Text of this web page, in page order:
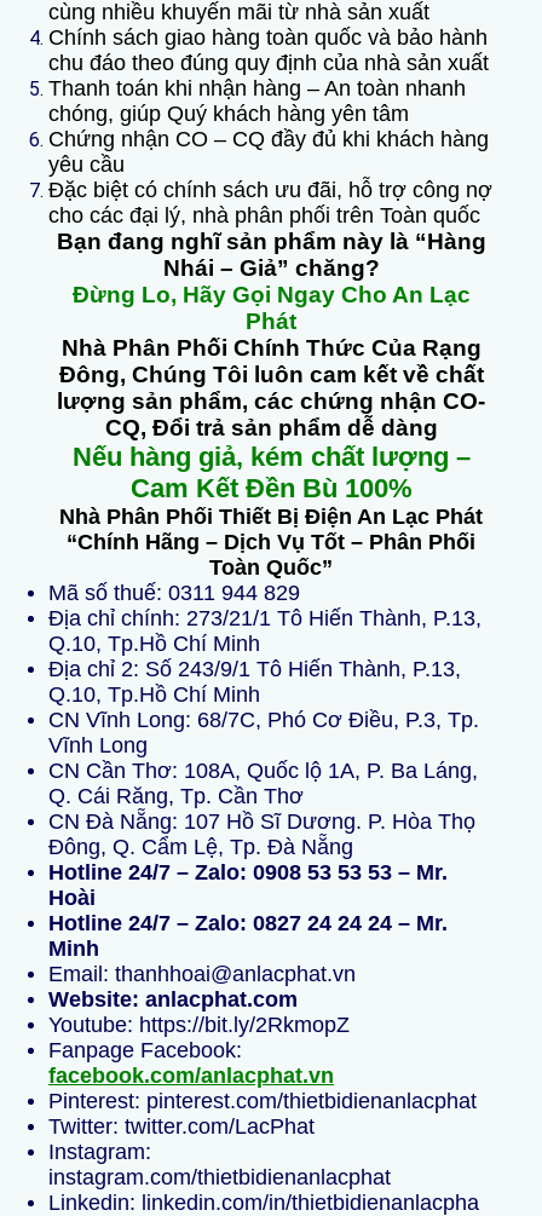
cùng nhiều khuyến mãi từ nhà sản xuất
Chính sách giao hàng toàn quốc và bảo hành
chu đáo theo đúng quy định của nhà sản xuất
Thanh toán khi nhận hàng – An toàn nhanh
chóng, giúp Quý khách hàng yên tâm
Chứng nhận CO – CQ đầy đủ khi khách hàng
yêu cầu
Đặc biệt có chính sách ưu đãi, hỗ trợ công nợ
cho các đại lý, nhà phân phối trên Toàn quốc
Bạn đang nghĩ sản phẩm này là “Hàng
Nhái – Giả” chăng?
Đừng Lo, Hãy Gọi Ngay Cho An Lạc
Phát
Nhà Phân Phối Chính Thức Của Rạng
Đông, Chúng Tôi luôn cam kết về chất
lượng sản phẩm, các chứng nhận CO-
CQ, Đổi trả sản phẩm dễ dàng
Nếu hàng giả, kém chất lượng –
Cam Kết Đền Bù 100%
Nhà Phân Phối Thiết Bị Điện An Lạc Phát
“Chính Hãng – Dịch Vụ Tốt – Phân Phối
Toàn Quốc”
Mã số thuế: 0311 944 829
Địa chỉ chính: 273/21/1 Tô Hiến Thành, P.13,
Q.10, Tp.Hồ Chí Minh
Địa chỉ 2: Số 243/9/1 Tô Hiến Thành, P.13,
Q.10, Tp.Hồ Chí Minh
CN Vĩnh Long: 68/7C, Phó Cơ Điều, P.3, Tp.
Vĩnh Long
CN Cần Thơ: 108A, Quốc lộ 1A, P. Ba Láng,
Q. Cái Răng, Tp. Cần Thơ
CN Đà Nẵng: 107 Hồ Sĩ Dương. P. Hòa Thọ
Đông, Q. Cẩm Lệ, Tp. Đà Nẵng
Hotline 24/7 – Zalo: 0908 53 53 53 – Mr.
Hoài
Hotline 24/7 – Zalo: 0827 24 24 24 – Mr.
Minh
Email: thanhhoai@anlacphat.vn
Website: anlacphat.com
Youtube: https://bit.ly/2RkmopZ
Fanpage Facebook:
facebook.com/anlacphat.vn
Pinterest: pinterest.com/thietbidienanlacphat
Twitter: twitter.com/LacPhat
Instagram:
instagram.com/thietbidienanlacphat
Linkedin: linkedin.com/in/thietbidienanlacpha